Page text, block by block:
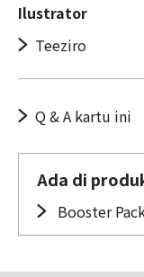
Ilustrator
Teeziro
Q & A kartu ini
Ada di
Booster